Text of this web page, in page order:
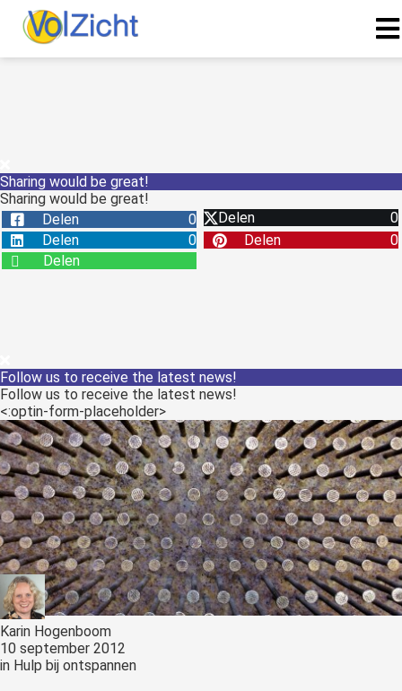
Sharing would be great!
Sharing would be great!
Delen
0 Delen
0
Delen
0 Delen
0
Delen
Follow us to receive the latest news!
Follow us to receive the latest news!
<:optin-form-placeholder>
Karin Hogenboom
10 september 2012
in Hulp bij ontspannen